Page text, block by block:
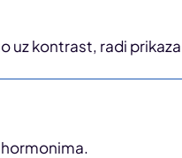
kontrast, radi